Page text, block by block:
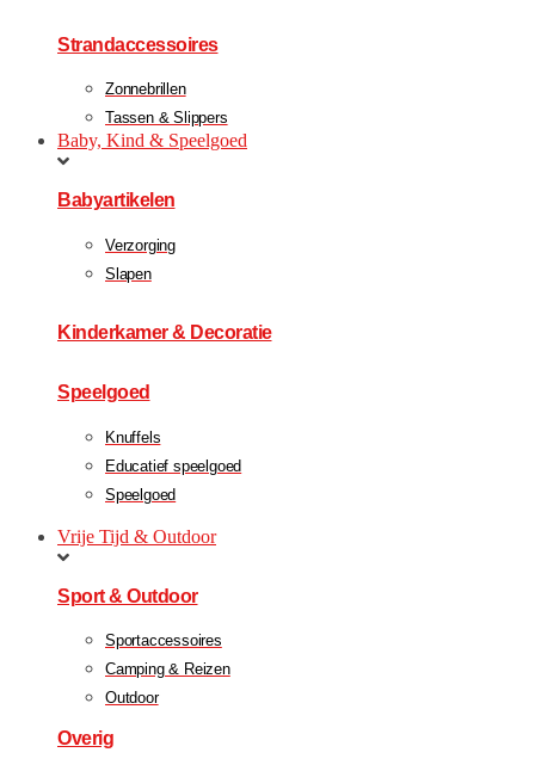
Strandaccessoires
Zonnebrillen
Tassen & Slippers
Baby, Kind & Speelgoed
Babyartikelen
Verzorging
Slapen
Kinderkamer & Decoratie
Speelgoed
Knuffels
Educatief speelgoed
Speelgoed
Vrije Tijd & Outdoor
Sport & Outdoor
Sportaccessoires
Camping & Reizen
Outdoor
Overig